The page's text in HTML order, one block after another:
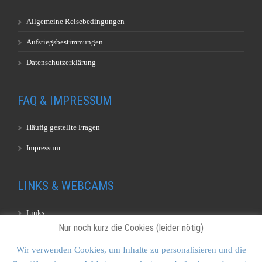
Allgemeine Reisebedingungen
Aufstiegsbestimmungen
Datenschutzerklärung
FAQ & IMPRESSUM
Häufig gestellte Fragen
Impressum
LINKS & WEBCAMS
Links
Nur noch kurz die Cookies (leider nötig)
Wir verwenden Cookies, um Inhalte zu personalisieren und die